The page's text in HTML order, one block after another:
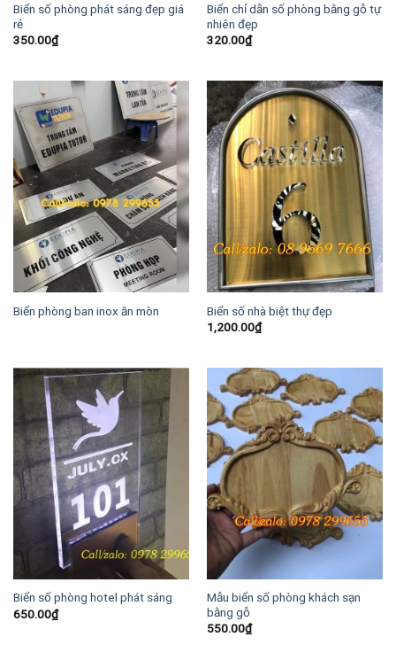
Biển số phòng phát sáng đẹp giá
rẻ
350.00₫
Biển chỉ dẫn số phòng bằng gỗ tự
nhiên đẹp
320.00₫
Biển phòng ban inox ăn mòn
Biển số nhà biệt thự đẹp
1,200.00₫
Biển số phòng hotel phát sáng
650.00₫
Mẫu biển số phòng khách sạn
bằng gỗ
550.00₫